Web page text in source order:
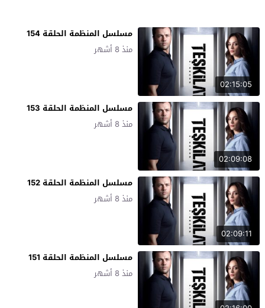
02:15:05
مسلسل المنظمة الحلقة 154
منذ 8 أشهر
02:09:08
مسلسل المنظمة الحلقة 153
منذ 8 أشهر
02:09:11
مسلسل المنظمة الحلقة 152
منذ 8 أشهر
مسلسل المنظمة الحلقة 151
منذ 8 أشهر